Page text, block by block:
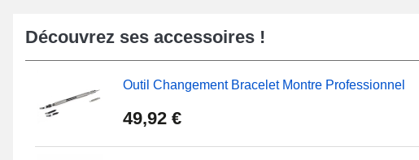
Découvrez ses accessoires !
Outil Changement Bracelet Montre Professionnel
49,92 €